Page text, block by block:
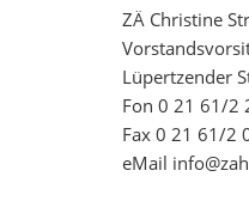
ZÄ Christine
Lüpertzender
Fon 0 21 61/2
Fax 0 21 61/2
eMail